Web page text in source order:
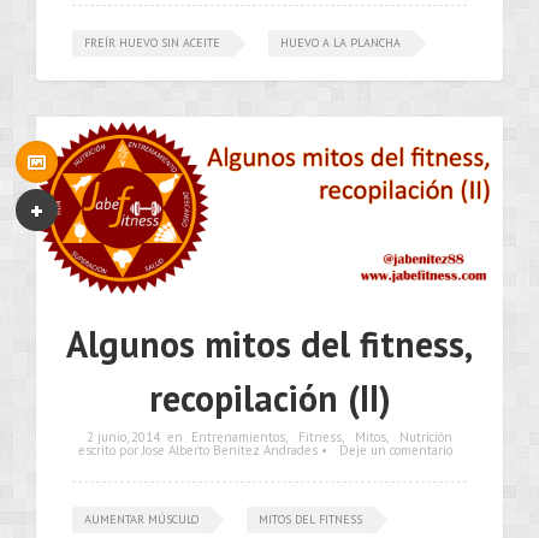
FREÍR HUEVO SIN ACEITE HUEVO A LA PLANCHA
Algunos mitos del fitness,
recopilación (II)
2 junio, 2014 en Entrenamientos, Fitness, Mitos, Nutrición
escrito por Jose Alberto Benítez Andrades • Deje un comentario
AUMENTAR MÚSCULO MITOS DEL FITNESS